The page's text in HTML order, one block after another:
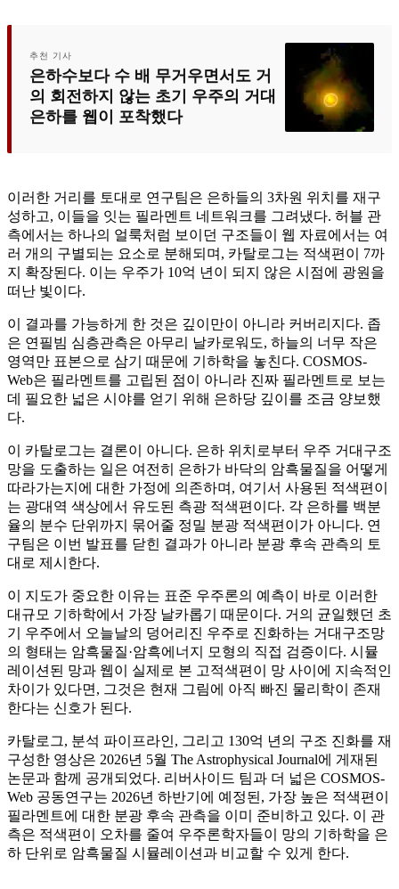
추천 기사
은하수보다 수 배 무거우면서도 거
의 회전하지 않는 초기 우주의 거대
은하를 웹이 포착했다
이러한 거리를 토대로 연구팀은 은하들의 3차원 위치를 재구
성하고, 이들을 잇는 필라멘트 네트워크를 그려냈다. 허블 관
측에서는 하나의 얼룩처럼 보이던 구조들이 웹 자료에서는 여
러 개의 구별되는 요소로 분해되며, 카탈로그는 적색편이 7까
지 확장된다. 이는 우주가 10억 년이 되지 않은 시점에 광원을
떠난 빛이다.
이 결과를 가능하게 한 것은 깊이만이 아니라 커버리지다. 좁
은 연필빔 심층관측은 아무리 날카로워도, 하늘의 너무 작은
영역만 표본으로 삼기 때문에 기하학을 놓친다. COSMOS-
Web은 필라멘트를 고립된 점이 아니라 진짜 필라멘트로 보는
데 필요한 넓은 시야를 얻기 위해 은하당 깊이를 조금 양보했
다.
이 카탈로그는 결론이 아니다. 은하 위치로부터 우주 거대구조
망을 도출하는 일은 여전히 은하가 바닥의 암흑물질을 어떻게
따라가는지에 대한 가정에 의존하며, 여기서 사용된 적색편이
는 광대역 색상에서 유도된 측광 적색편이다. 각 은하를 백분
율의 분수 단위까지 묶어줄 정밀 분광 적색편이가 아니다. 연
구팀은 이번 발표를 닫힌 결과가 아니라 분광 후속 관측의 토
대로 제시한다.
이 지도가 중요한 이유는 표준 우주론의 예측이 바로 이러한
대규모 기하학에서 가장 날카롭기 때문이다. 거의 균일했던 초
기 우주에서 오늘날의 덩어리진 우주로 진화하는 거대구조망
의 형태는 암흑물질·암흑에너지 모형의 직접 검증이다. 시뮬
레이션된 망과 웹이 실제로 본 고적색편이 망 사이에 지속적인
차이가 있다면, 그것은 현재 그림에 아직 빠진 물리학이 존재
한다는 신호가 된다.
카탈로그, 분석 파이프라인, 그리고 130억 년의 구조 진화를 재
구성한 영상은 2026년 5월 The Astrophysical Journal에 게재된
논문과 함께 공개되었다. 리버사이드 팀과 더 넓은 COSMOS-
Web 공동연구는 2026년 하반기에 예정된, 가장 높은 적색편이
필라멘트에 대한 분광 후속 관측을 이미 준비하고 있다. 이 관
측은 적색편이 오차를 줄여 우주론학자들이 망의 기하학을 은
하 단위로 암흑물질 시뮬레이션과 비교할 수 있게 한다.